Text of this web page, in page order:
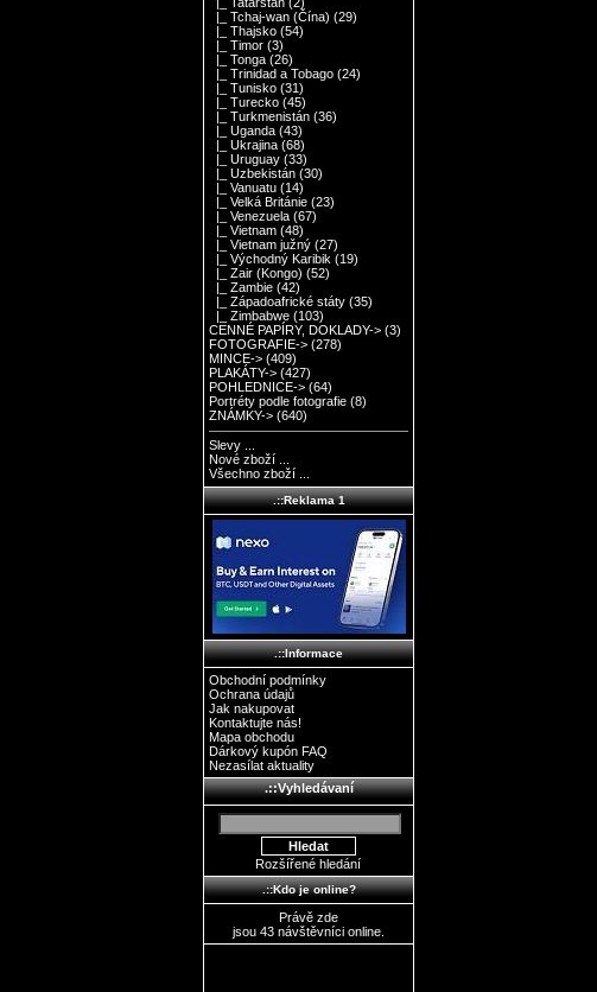
|_ Tchaj-wan (Čína) (29)
|_ Thajsko (54)
|_ Timor (3)
|_ Tonga (26)
|_ Trinidad a Tobago (24)
|_ Tunisko (31)
|_ Turecko (45)
|_ Turkmenistán (36)
|_ Uganda (43)
|_ Ukrajina (68)
|_ Uruguay (33)
|_ Uzbekistán (30)
|_ Vanuatu (14)
|_ Velká Británie (23)
|_ Venezuela (67)
|_ Vietnam (48)
|_ Vietnam južný (27)
|_ Východný Karibik (19)
|_ Zair (Kongo) (52)
|_ Zambie (42)
|_ Západoafrické státy (35)
|_ Zimbabwe (103)
CENNÉ PAPÍRY, DOKLADY-> (3)
FOTOGRAFIE-> (278)
MINCE-> (409)
PLAKÁTY-> (427)
POHLEDNICE-> (64)
Portréty podle fotografie (8)
ZNÁMKY-> (640)
Slevy ...
Nové zboží ...
Všechno zboží ...
.::Reklama 1
.::Informace
Obchodní podmínky
Ochrana údajů
Jak nakupovat
Kontaktujte nás!
Mapa obchodu
Dárkový kupón FAQ
Nezasílat aktuality
.::Vyhledávaní
Rozšířené hledání
.::Kdo je online?
Právě zde
jsou 43 návštěvníci online.